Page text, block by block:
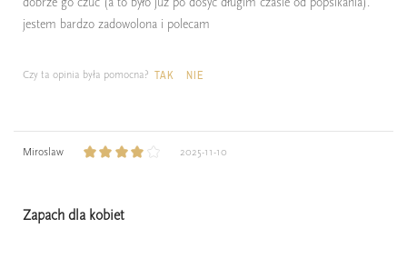
jestem bardzo zadowolona i polecam
Czy ta opinia była pomocna? TAK NIE
Miroslaw 2025-11-10
Zapach dla kobiet